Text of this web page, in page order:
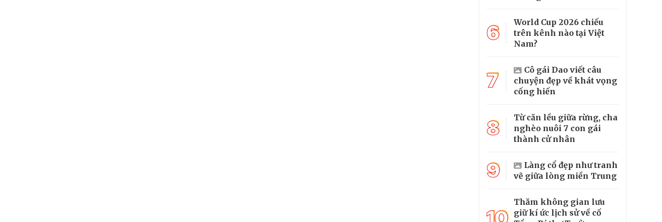
6
World Cup 2026 chiếu
trên kênh nào tại Việt
Nam?
7
Cô gái Dao viết câu
chuyện đẹp về khát vọng
cống hiến
8
Từ căn lều giữa rừng, cha
nghèo nuôi 7 con gái
thành cử nhân
9
Làng cổ đẹp như tranh
vẽ giữa lòng miền Trung
Thăm không gian lưu
giữ kí ức lịch sử về cố